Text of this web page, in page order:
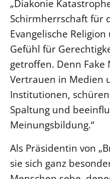
„Diakonie
Schirmherrschaft für
Evangelische
Gefühl für
getroffen. Denn
Vertrauen in Medien
Institutionen,
Spaltung und
Meinungsbildung.“
Als Präsidentin von
sie sich ganz